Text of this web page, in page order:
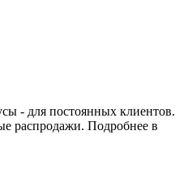
- для постоянных клиентов.
распродажи. Подробнее в